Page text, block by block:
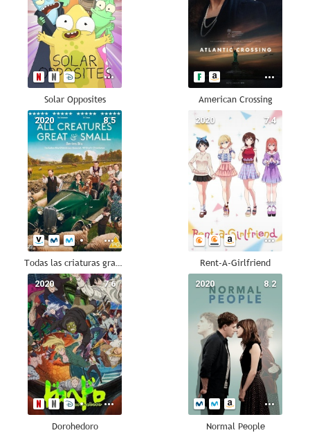
Solar Opposites American Crossing
8.5
2020
Todas las criaturas grandes y pequeñas
7.4
2020
Rent-A-Girlfriend
7.6
2020
Dorohedoro
8.2
2020
Normal People